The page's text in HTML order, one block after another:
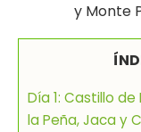
y Monte
Día 1: Castillo
la Peña, Jaca y